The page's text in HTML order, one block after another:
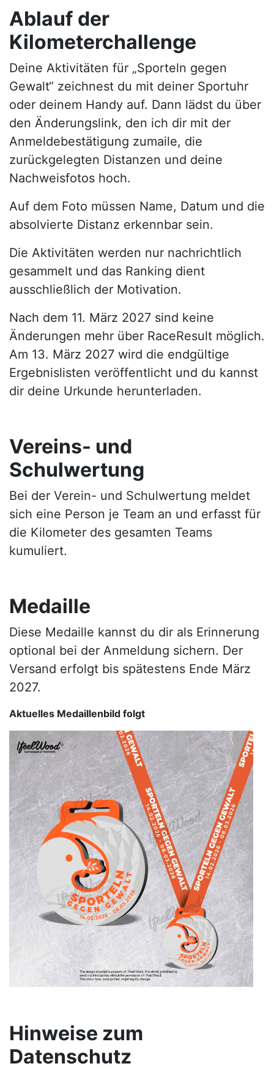
Ablauf der
Kilometerchallenge
Deine Aktivitäten für „Sporteln gegen
Gewalt“ zeichnest du mit deiner Sportuhr
oder deinem Handy auf. Dann lädst du über
den Änderungslink, den ich dir mit der
Anmeldebestätigung zumaile, die
zurückgelegten Distanzen und deine
Nachweisfotos hoch.
Auf dem Foto müssen Name, Datum und die
absolvierte Distanz erkennbar sein.
Die Aktivitäten werden nur nachrichtlich
gesammelt und das Ranking dient
ausschließlich der Motivation.
Nach dem 11. März 2027 sind keine
Änderungen mehr über RaceResult möglich.
Am 13. März 2027 wird die endgültige
Ergebnislisten veröffentlicht und du kannst
dir deine Urkunde herunterladen.
Vereins- und
Schulwertung
Bei der Verein- und Schulwertung meldet
sich eine Person je Team an und erfasst für
die Kilometer des gesamten Teams
kumuliert.
Medaille
Diese Medaille kannst du dir als Erinnerung
optional bei der Anmeldung sichern. Der
Versand erfolgt bis spätestens Ende März
2027.
Aktuelles Medaillenbild folgt
Hinweise zum
Datenschutz